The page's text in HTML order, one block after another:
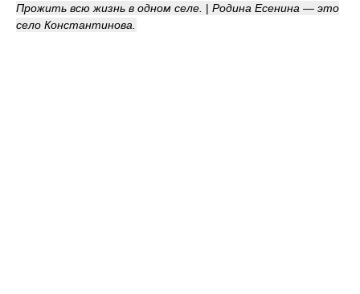
Прожить всю жизнь в одном селе. | Родина Есенина — это
село Константинова.